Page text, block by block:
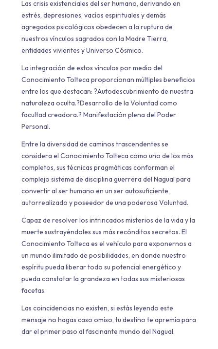
Las crisis existenciales del ser humano, derivando en
estrés, depresiones, vacíos espirituales y demás
agregados psicológicos obedecen a la ruptura de
nuestros vínculos sagrados con la Madre Tierra,
entidades vivientes y Universo Cósmico.
La integración de estos vínculos por medio del
Conocimiento Tolteca proporcionan múltiples beneficios
entre los que destacan: ?Autodescubrimiento de nuestra
naturaleza oculta.?Desarrollo de la Voluntad como
facultad creadora.? Manifestación plena del Poder
Personal.
Entre la diversidad de caminos trascendentes se
considera el Conocimiento Tolteca como uno de los más
completos, sus técnicas pragmáticas conforman el
complejo sistema de disciplina guerrera del Nagual para
convertir al ser humano en un ser autosuficiente,
autorrealizado y poseedor de una poderosa Voluntad.
Capaz de resolver los intrincados misterios de la vida y la
muerte sustrayéndoles sus más recónditos secretos. El
Conocimiento Tolteca es el vehículo para exponernos a
un mundo ilimitado de posibilidades, en donde nuestro
espíritu pueda liberar todo su potencial energético y
pueda constatar la grandeza en todas sus misteriosas
facetas.
Las coincidencias no existen, si estás leyendo este
mensaje no hagas caso omiso, tu destino te apremia para
dar el primer paso al fascinante mundo del Nagual.